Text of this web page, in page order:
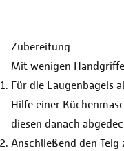
Zubereitung
Mit wenigen
Für die Laugenbagels
Hilfe einer
diesen danach
Anschließend den